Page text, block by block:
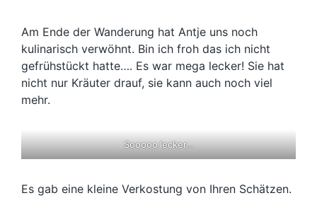
Am Ende der Wanderung hat Antje uns noch
kulinarisch verwöhnt. Bin ich froh das ich nicht
gefrühstückt hatte…. Es war mega lecker! Sie hat
nicht nur Kräuter drauf, sie kann auch noch viel
mehr.
Sooooo lecker…
Es gab eine kleine Verkostung von Ihren Schätzen.